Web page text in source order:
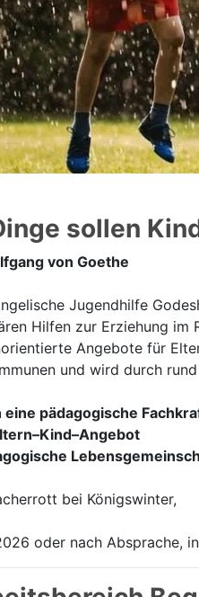
sollen
von Goethe
Jugendhilfe
Hilfen zur Erziehung im
Angebote für
und wird durch
eine pädagogische
bei Königswinter,
oder nach Absprache,